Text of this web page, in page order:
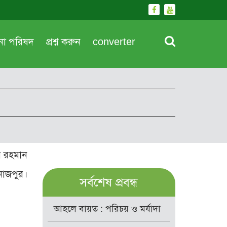
পরিষদ প্রশ্ন করুন converter
রহমান
সর্বশেষ প্রবন্ধ
আহলে বায়ত : পরিচয় ও মর্যাদা